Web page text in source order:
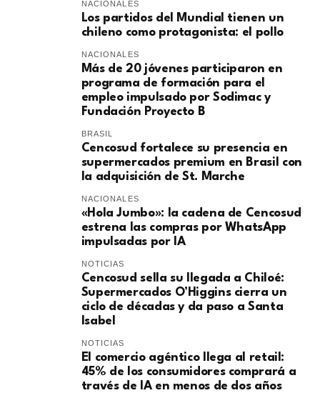
NACIONALES
Los partidos del Mundial tienen un
chileno como protagonista: el pollo
NACIONALES
Más de 20 jóvenes participaron en
programa de formación para el
empleo impulsado por Sodimac y
Fundación Proyecto B
BRASIL
Cencosud fortalece su presencia en
supermercados premium en Brasil con
la adquisición de St. Marche
NACIONALES
«Hola Jumbo»: la cadena de Cencosud
estrena las compras por WhatsApp
impulsadas por IA
NOTICIAS
Cencosud sella su llegada a Chiloé:
Supermercados O’Higgins cierra un
ciclo de décadas y da paso a Santa
Isabel
NOTICIAS
El comercio agéntico llega al retail:
45% de los consumidores comprará a
través de IA en menos de dos años